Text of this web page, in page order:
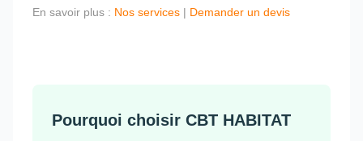
En savoir plus : Nos services | Demander un devis
Pourquoi choisir CBT HABITAT